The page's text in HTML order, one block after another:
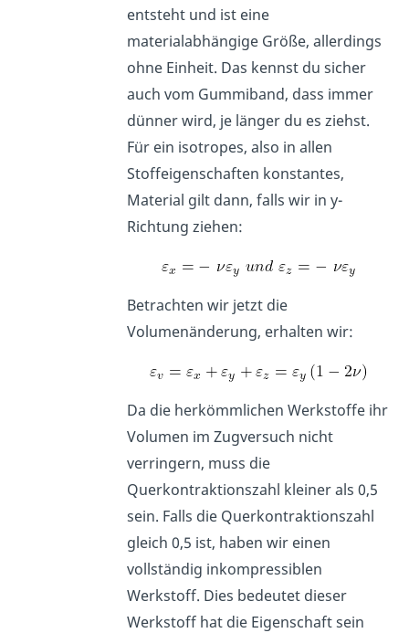
entsteht und ist eine
materialabhängige Größe, allerdings
ohne Einheit. Das kennst du sicher
auch vom Gummiband, dass immer
dünner wird, je länger du es ziehst.
Für ein isotropes, also in allen
Stoffeigenschaften konstantes,
Material gilt dann, falls wir in y-
Richtung ziehen:
Betrachten wir jetzt die
Volumenänderung, erhalten wir:
Da die herkömmlichen Werkstoffe ihr
Volumen im Zugversuch nicht
verringern, muss die
Querkontraktionszahl kleiner als 0,5
sein. Falls die Querkontraktionszahl
gleich 0,5 ist, haben wir einen
vollständig inkompressiblen
Werkstoff. Dies bedeutet dieser
Werkstoff hat die Eigenschaft sein